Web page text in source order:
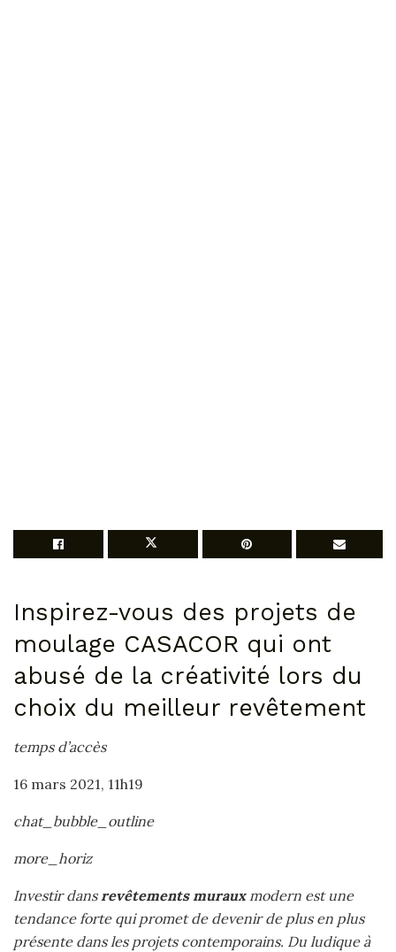
Inspirez-vous des projets de
moulage CASACOR qui ont
abusé de la créativité lors du
choix du meilleur revêtement
temps d’accès
16 mars 2021, 11h19
chat_bubble_outline
more_horiz
Investir dansrevêtements murauxmodern est une
tendance forte qui promet de devenir de plus en plus
présente dans les projets contemporains. Du ludique à